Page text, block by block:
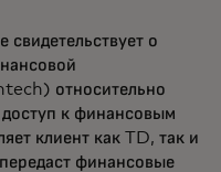
о
относительно
к финансовым
клиент как TD, так и
финансовые